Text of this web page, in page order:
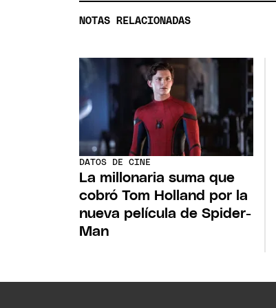
NOTAS RELACIONADAS
DATOS DE CINE
La millonaria suma que
cobró Tom Holland por la
nueva película de Spider-
Man